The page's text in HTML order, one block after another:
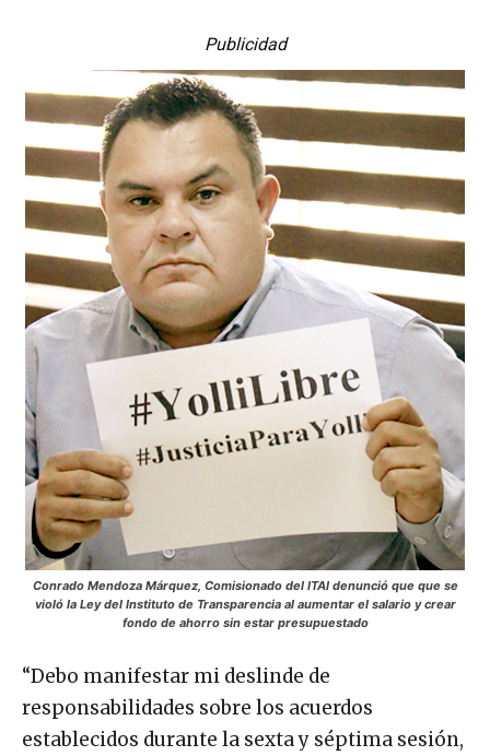
Publicidad
Conrado Mendoza Márquez, Comisionado del ITAI denunció que que se
violó la Ley del Instituto de Transparencia al aumentar el salario y crear
fondo de ahorro sin estar presupuestado
“Debo manifestar mi deslinde de
responsabilidades sobre los acuerdos
establecidos durante la sexta y séptima sesión,